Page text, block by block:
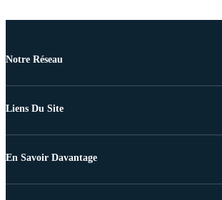
Notre Réseau
Liens Du Site
En Savoir Davantage